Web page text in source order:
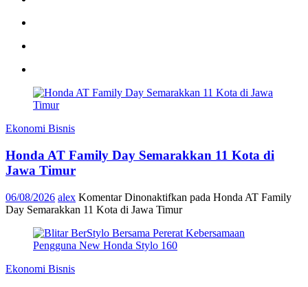
Ekonomi Bisnis
Honda AT Family Day Semarakkan 11 Kota di
Jawa Timur
06/08/2026 alex Komentar Dinonaktifkan pada Honda AT Family
Day Semarakkan 11 Kota di Jawa Timur
Ekonomi Bisnis